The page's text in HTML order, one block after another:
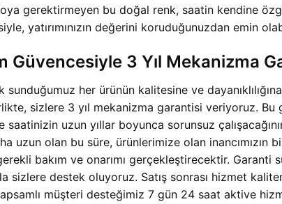
gerektirmeyen bu doğal renk, saatin kendine
yatırımınızın değerini koruduğunuzdan emin
Güvencesiyle 3 Yıl Mekanizma
her ürünün kalitesine ve
sizlere 3 yıl mekanizma garantisi veriyoruz. Bu
uzun yıllar boyunca sorunsuz
uzun olan bu süre, ürünlerimize olan
bakım ve onarımı gerçekleştirecektir. Garanti
sizlere destek oluyoruz. Satış sonrası hizmet
müşteri desteğimiz 7 gün 24 saat aktive